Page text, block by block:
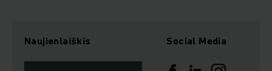
Naujienlaiškis Social Media